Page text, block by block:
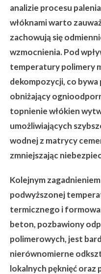
analizie procesu
włóknami warto
zachowują się
wzmocnienia. Pod
temperatury polimery
dekompozycji, co
obniżający
topnienie włókien
umożliwiających
wodnej z matrycy
zmniejszając
Kolejnym
podwyższonej
termicznego i
beton, pozbawiony
polimerowych, jest
nierównomierne
lokalnych pęknięć oraz